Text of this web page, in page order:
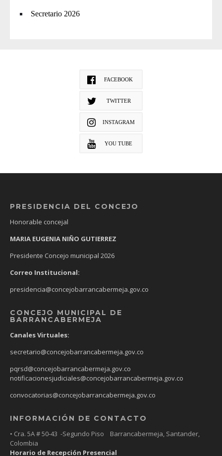
Secretario 2026
FACEBOOK
TWITTER
INSTAGRAM
YOU TUBE
PRESIDENCIA DEL CONCEJO
Honorable concejal
MARIA EUGENIA NIÑO GUTIERREZ
Presidente Concejo municipal 2026
Correo Institucional:
presidencia@concejobarrancabermeja.gov.co
CONCEJO MUNICIPAL DE
BARRANCABERMEJA
Canales Virtuales:
secretario@concejobarrancabermeja.gov.co
pqrsd@concejobarrancabermeja.gov.co
notificacionesjudiciales@concejobarrancabermeja.gov.co
convocatorias@concejobarrancabermeja.gov.co
INFORMACIÓN DE CONTACTO
• Cra. 5A # 50-43 -Segundo Piso Barrancabermeja, Santander,
Colombia
Horario de Recepción Presencial